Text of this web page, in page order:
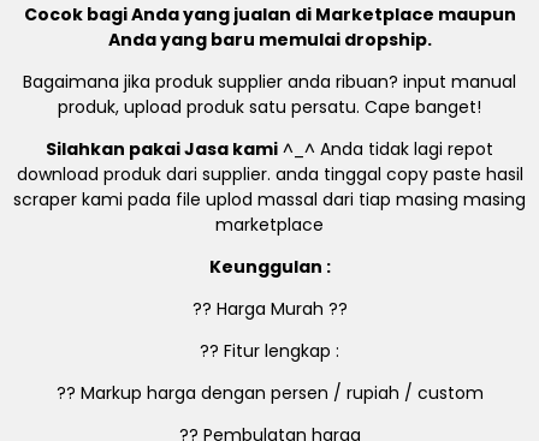
Cocok bagi Anda yang jualan di Marketplace maupun
Anda yang baru memulai dropship.
Bagaimana jika produk supplier anda ribuan? input manual
produk, upload produk satu persatu. Cape banget!
Silahkan pakai Jasa kami ^_^ Anda tidak lagi repot
download produk dari supplier. anda tinggal copy paste hasil
scraper kami pada file uplod massal dari tiap masing masing
marketplace
Keunggulan :
?? Harga Murah ??
?? Fitur lengkap :
?? Markup harga dengan persen / rupiah / custom
?? Pembulatan harga